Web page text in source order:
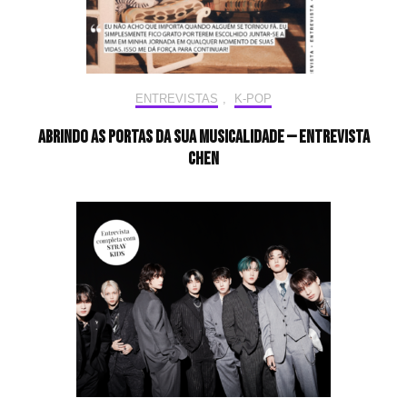
ENTREVISTAS K-POP
Abrindo as portas da sua musicalidade — Entrevista
CHEN